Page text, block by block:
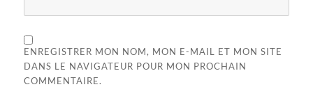
ENREGISTRER MON NOM, MON E-MAIL ET MON SITE
DANS LE NAVIGATEUR POUR MON PROCHAIN
COMMENTAIRE.